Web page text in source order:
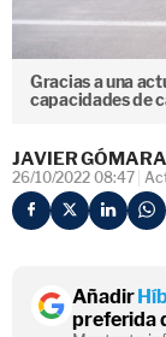
Gracias a una
capacidades de
JAVIER GÓMARA
26/10/2022 08:47
Añadir
preferida